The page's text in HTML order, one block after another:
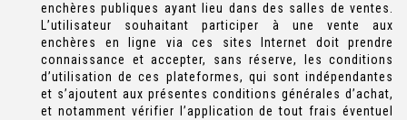
enchères publiques ayant lieu dans des salles de ventes.
L’utilisateur souhaitant participer à une vente aux
enchères en ligne via ces sites Internet doit prendre
connaissance et accepter, sans réserve, les conditions
d’utilisation de ces plateformes, qui sont indépendantes
et s’ajoutent aux présentes conditions générales d’achat,
et notamment vérifier l’application de tout frais éventuel